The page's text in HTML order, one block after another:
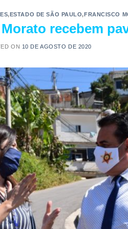
,ESTADO DE SÃO PAULO,FRANCISCO
recebem
ON 10 DE AGOSTO DE 2020